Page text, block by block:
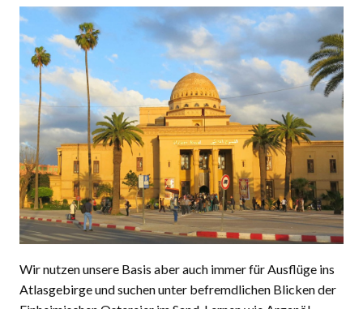
Wir nutzen unsere Basis aber auch immer für Ausflüge ins
Atlasgebirge und suchen unter befremdlichen Blicken der